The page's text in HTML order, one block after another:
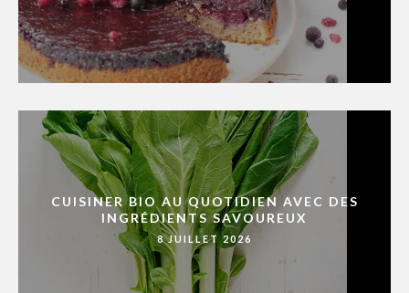
CUISINER BIO AU QUOTIDIEN AVEC DES
INGRÉDIENTS SAVOUREUX
8 JUILLET 2026